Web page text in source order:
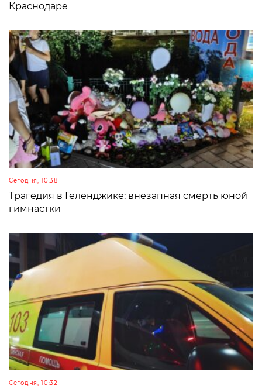
Краснодаре
Сегодня, 10:38
Трагедия в Геленджике: внезапная смерть юной
гимнастки
Сегодня, 10:32